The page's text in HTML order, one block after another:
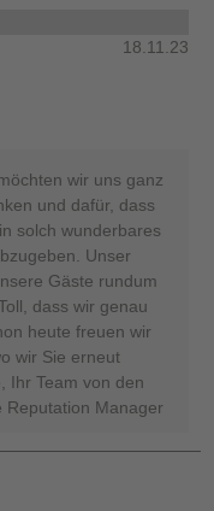
18.11.23
wir uns ganz
und dafür, dass
solch wunderbares
Unser
Gäste rundum
dass wir genau
heute freuen wir
wir Sie erneut
Ihr Team von den
Reputation Manager